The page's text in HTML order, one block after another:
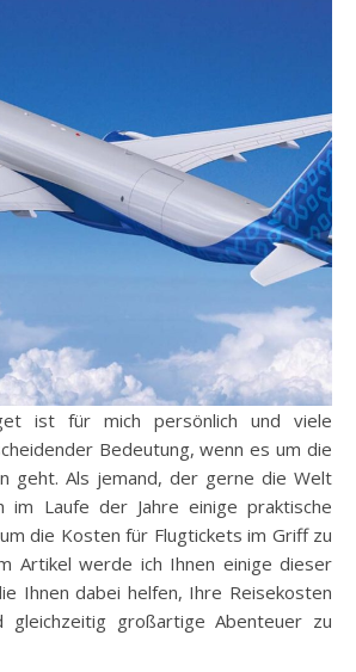
ist für mich persönlich und viele
Bedeutung, wenn es um die
geht. Als jemand, der gerne die Welt
im Laufe der Jahre einige praktische
die Kosten für Flugtickets im Griff zu
Artikel werde ich Ihnen einige dieser
Ihnen dabei helfen, Ihre Reisekosten
gleichzeitig großartige Abenteuer zu